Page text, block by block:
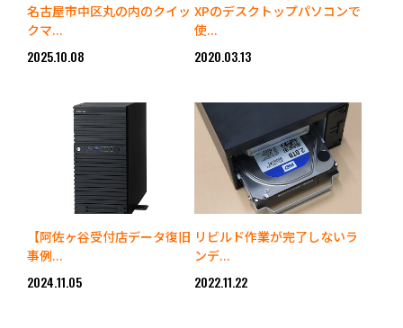
名古屋市中区丸の内のクイッ
クマ...
2025.10.08
XPのデスクトップパソコンで
使...
2020.03.13
【阿佐ヶ谷受付店データ復旧
事例...
2024.11.05
リビルド作業が完了しないラ
ンデ...
2022.11.22